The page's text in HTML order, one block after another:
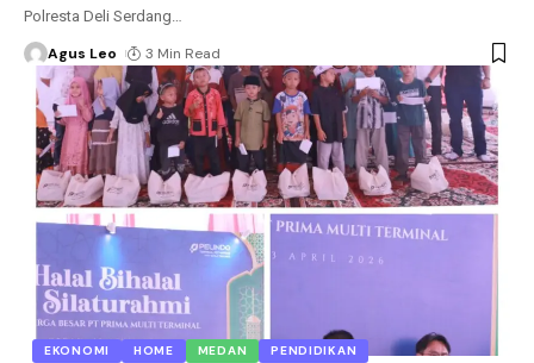
Polresta Deli Serdang
Agus Leo 3 Min Read
EKONOMI HOME MEDAN PENDIDIKAN